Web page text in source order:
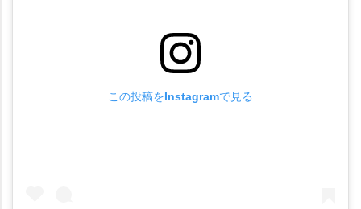
この投稿をInstagramで見る